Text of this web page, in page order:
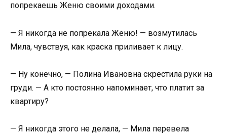
попрекаешь Женю своими доходами.
— Я никогда не попрекала Женю! — возмутилась
Мила, чувствуя, как краска приливает к лицу.
— Ну конечно, — Полина Ивановна скрестила руки на
груди. — А кто постоянно напоминает, что платит за
квартиру?
— Я никогда этого не делала, — Мила перевела